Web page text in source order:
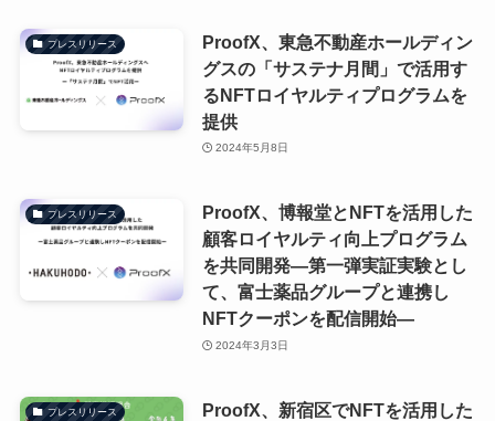
プレスリリース
ProofX、東急不動産ホールディン
グスの「サステナ月間」で活用す
るNFTロイヤルティプログラムを
提供
2024年5月8日
プレスリリース
ProofX、博報堂とNFTを活用した
顧客ロイヤルティ向上プログラム
を共同開発―第一弾実証実験とし
て、富士薬品グループと連携し
NFTクーポンを配信開始―
2024年3月3日
プレスリリース
ProofX、新宿区でNFTを活用した